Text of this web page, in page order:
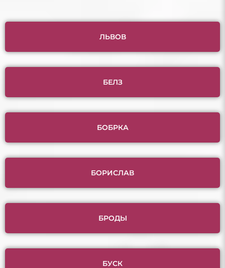
ЛЬВОВ
БЕЛЗ
БОБРКА
БОРИСЛАВ
БРОДЫ
БУСК